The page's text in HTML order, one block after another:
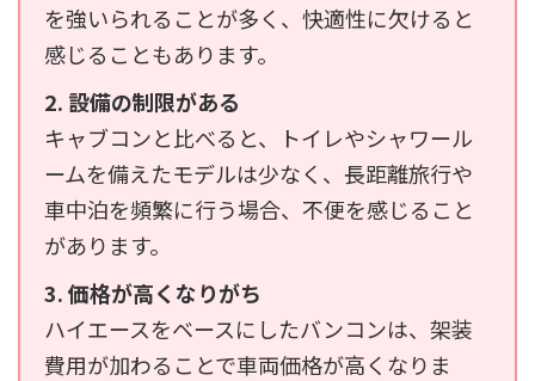
を強いられることが多く、快適性に欠けると
感じることもあります。
2. 設備の制限がある
キャブコンと比べると、トイレやシャワール
ームを備えたモデルは少なく、長距離旅行や
車中泊を頻繁に行う場合、不便を感じること
があります。
3. 価格が高くなりがち
ハイエースをベースにしたバンコンは、架装
費用が加わることで車両価格が高くなりま